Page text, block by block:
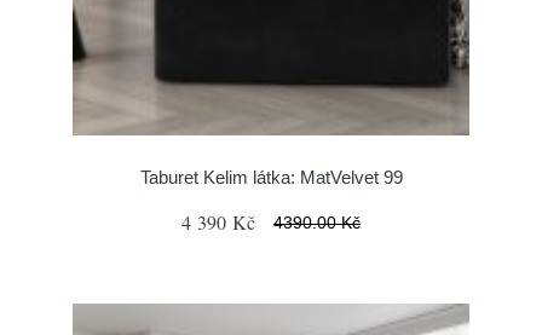
Taburet Kelim látka: MatVelvet 99
4 390 Kč 4390.00 Kč